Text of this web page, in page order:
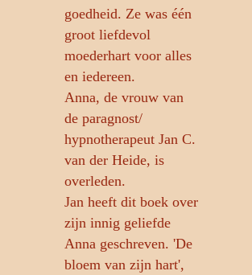
goedheid. Ze was één
groot liefdevol
moederhart voor alles
en iedereen.
Anna, de vrouw van
de paragnost/
hypnotherapeut Jan C.
van der Heide, is
overleden.
Jan heeft dit boek over
zijn innig geliefde
Anna geschreven. 'De
bloem van zijn hart',